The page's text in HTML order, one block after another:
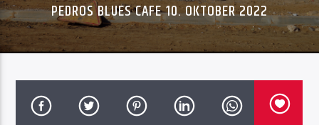
2020.01.22 REPRISE ARVID & JSJ
JUKEBOXEN 070826
PEDROS BLUES CAFE 10. OKTOBER 2022